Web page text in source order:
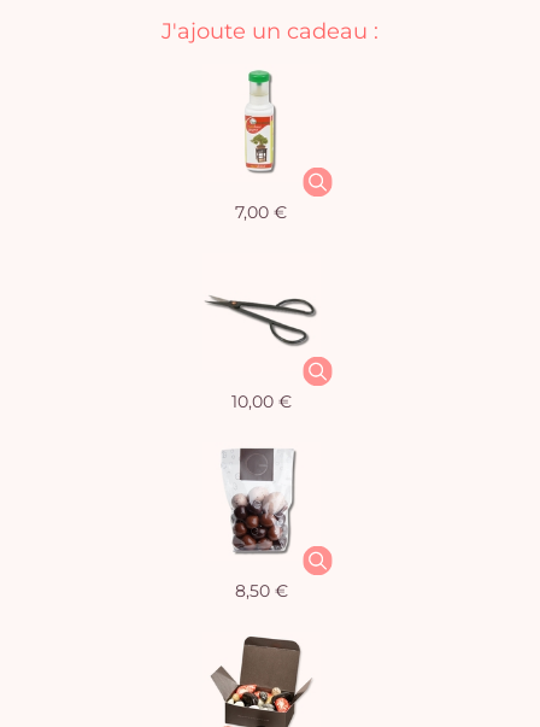
J'ajoute un cadeau :
7,00 €
10,00 €
8,50 €